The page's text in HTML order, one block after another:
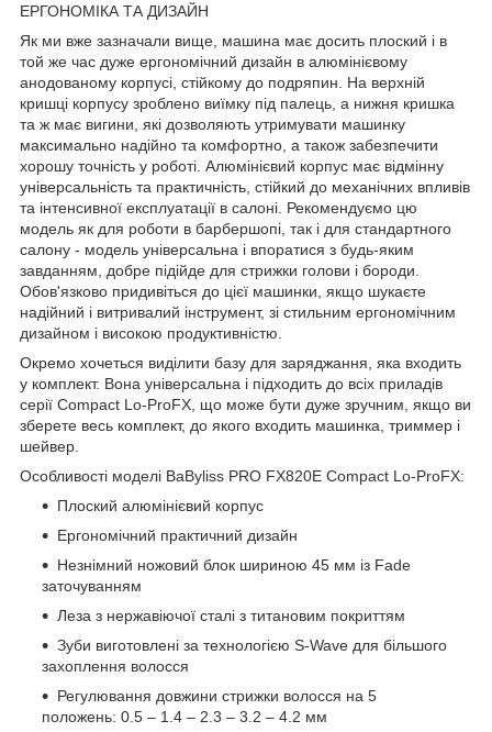
ЕРГОНОМІКА ТА ДИЗАЙН
Як ми вже зазначали вище, машина має досить плоский і в
той же час дуже ергономічний дизайн в алюмінієвому
анодованому корпусі, стійкому до подряпин. На верхній
кришці корпусу зроблено виїмку під палець, а нижня кришка
та ж має вигини, які дозволяють утримувати машинку
максимально надійно та комфортно, а також забезпечити
хорошу точність у роботі. Алюмінієвий корпус має відмінну
універсальність та практичність, стійкий до механічних впливів
та інтенсивної експлуатації в салоні. Рекомендуємо цю
модель як для роботи в барбершопі, так і для стандартного
салону - модель універсальна і впоратися з будь-яким
завданням, добре підійде для стрижки голови і бороди.
Обов'язково придивіться до цієї машинки, якщо шукаєте
надійний і витривалий інструмент, зі стильним ергономічним
дизайном і високою продуктивністю.
Окремо хочеться виділити базу для заряджання, яка входить
у комплект. Вона універсальна і підходить до всіх приладів
серії Compact Lo-ProFX, що може бути дуже зручним, якщо ви
зберете весь комплект, до якого входить машинка, триммер і
шейвер.
Особливості моделі BaByliss PRO FX820E Compact Lo-ProFX:
Плоский алюмінієвий корпус
Ергономічний практичний дизайн
Незнімний ножовий блок шириною 45 мм із Fade
заточуванням
Леза з нержавіючої сталі з титановим покриттям
Зуби виготовлені за технологією S-Wave для більшого
захоплення волосся
Регулювання довжини стрижки волосся на 5
положень: 0.5 – 1.4 – 2.3 – 3.2 – 4.2 мм